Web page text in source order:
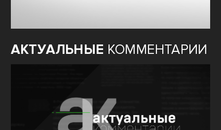
АКТУАЛЬНЫЕ КОММЕНТАРИИ